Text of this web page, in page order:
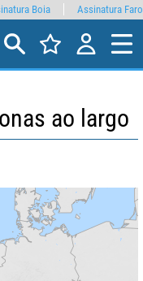
ao largo
Boia Assinatura